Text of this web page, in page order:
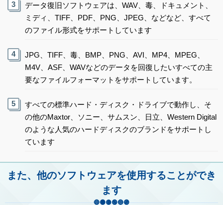
データ復旧ソフトウェアは、WAV、毒、ドキュメント、
ミディ、TIFF、PDF、PNG、JPEG、などなど、すべて
のファイル形式をサポートしています
JPG、TIFF、毒、BMP、PNG、AVI、MP4、MPEG、
M4V、ASF、WAVなどのデータを回復したいすべての主
要なファイルフォーマットをサポートしています。
すべての標準ハード・ディスク・ドライブで動作し、そ
の他のMaxtor、ソニー、サムスン、日立、Western Digital
のような人気のハードディスクのブランドをサポートし
ています
また、他のソフトウェアを使用することができ
ます